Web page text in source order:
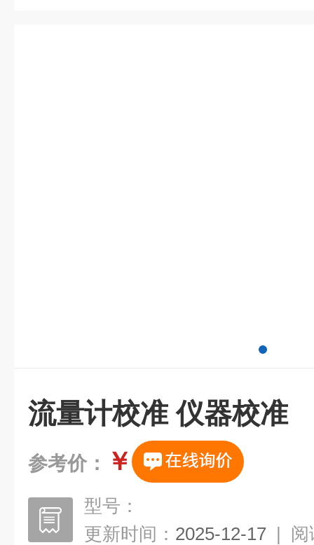
流量计校准 仪器校准
参考价： ￥
型号：
更新时间： 2025-12-17 | 阅